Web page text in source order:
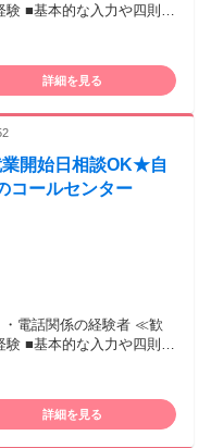
■基本的な入力や四則計
詳細を見る
開始日相談OK★自
コールセンター
話関係の経験者 ≪歓
■基本的な入力や四則計
詳細を見る